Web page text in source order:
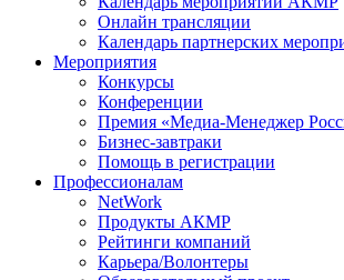
Онлайн трансляции
Календарь партнерских
Мероприятия
Конкурсы
Конференции
Премия «Медиа-Менеджер
Бизнес-завтраки
Помощь в регистрации
Профессионалам
NetWork
Продукты АКМР
Рейтинги компаний
Карьера/Волонтеры